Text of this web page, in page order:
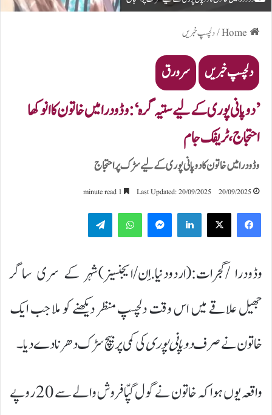
/دلچسپ خبریں
دلچسپ خبریں سرورق
’دو پانی پوری کے لیے ستیہ گرہ‘: وڈودرا میں خاتون کا انوکھا
احتجاج، ٹریفک جام
وڈودرا میں خاتون کا دو پانی پوری کے لیے سڑک پر احتجاج
20/09/2025
Last Updated: 20/09/2025
LinkedIn
WhatsApp
وڈودرا /گجرات:(اردودنیا.اِن/ایجنسیز)شہر کے سری ساگر
جھیل علاقے میں اس وقت دلچسپ منظر دیکھنے کو ملا جب ایک
خاتون نے صرفدو پانی پوریکی کمی پر بیچ سڑک دھرنا دے دیا۔
واقعہ یوں ہوا کہ خاتون نے گول گپّا فروش والے سے 20 روپے